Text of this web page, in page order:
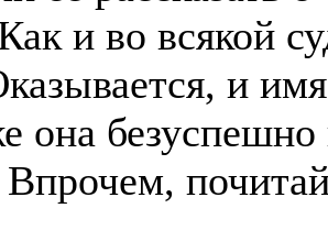
и во всякой
и
она
Впрочем,